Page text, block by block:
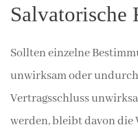
Salvatorische
Sollten einzelne
unwirksam oder
Vertragsschluss
werden, bleibt davon die